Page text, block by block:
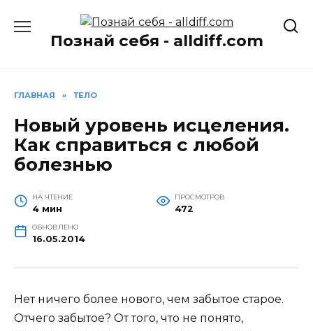
содержаниюПознай себя - alldiff.com
ГЛАВНАЯ » ТЕЛО
Новый уровень исцеления.
Как справиться с любой
болезнью
НА ЧТЕНИЕ
4 мин
ПРОСМОТРОВ
472
ОБНОВЛЕНО
16.05.2014
Нет ничего более нового, чем забытое старое.
Отчего забытое? От того, что не понято,